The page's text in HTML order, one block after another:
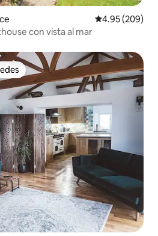
Calificación
4.95 (209)
con vista al mar
preferido